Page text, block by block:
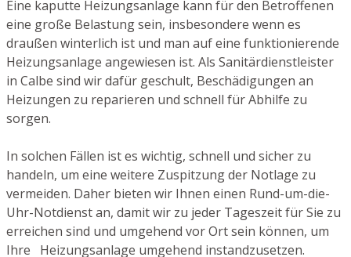
Eine kaputte Heizungsanlage kann für den Betroffenen
eine große Belastung sein, insbesondere wenn es
draußen winterlich ist und man auf eine funktionierende
Heizungsanlage angewiesen ist. Als Sanitärdienstleister
in Calbe sind wir dafür geschult, Beschädigungen an
Heizungen zu reparieren und schnell für Abhilfe zu
sorgen.
In solchen Fällen ist es wichtig, schnell und sicher zu
handeln, um eine weitere Zuspitzung der Notlage zu
vermeiden. Daher bieten wir Ihnen einen Rund-um-die-
Uhr-Notdienst an, damit wir zu jeder Tageszeit für Sie zu
erreichen sind und umgehend vor Ort sein können, um
Ihre Heizungsanlage umgehend instandzusetzen.